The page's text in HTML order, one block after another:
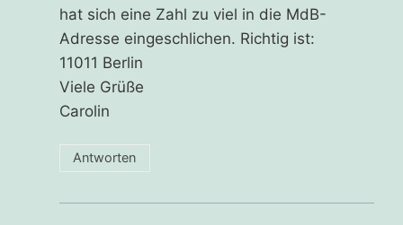
hat sich eine Zahl zu viel in die MdB-
Adresse eingeschlichen. Richtig ist:
11011 Berlin
Viele Grüße
Carolin
Antworten